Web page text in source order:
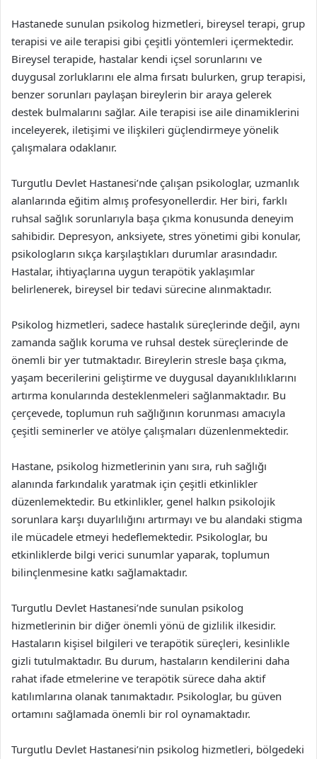
Hastanede sunulan psikolog hizmetleri, bireysel terapi, grup
terapisi ve aile terapisi gibi çeşitli yöntemleri içermektedir.
Bireysel terapide, hastalar kendi içsel sorunlarını ve
duygusal zorluklarını ele alma fırsatı bulurken, grup terapisi,
benzer sorunları paylaşan bireylerin bir araya gelerek
destek bulmalarını sağlar. Aile terapisi ise aile dinamiklerini
inceleyerek, iletişimi ve ilişkileri güçlendirmeye yönelik
çalışmalara odaklanır.
Turgutlu Devlet Hastanesi’nde çalışan psikologlar, uzmanlık
alanlarında eğitim almış profesyonellerdir. Her biri, farklı
ruhsal sağlık sorunlarıyla başa çıkma konusunda deneyim
sahibidir. Depresyon, anksiyete, stres yönetimi gibi konular,
psikologların sıkça karşılaştıkları durumlar arasındadır.
Hastalar, ihtiyaçlarına uygun terapötik yaklaşımlar
belirlenerek, bireysel bir tedavi sürecine alınmaktadır.
Psikolog hizmetleri, sadece hastalık süreçlerinde değil, aynı
zamanda sağlık koruma ve ruhsal destek süreçlerinde de
önemli bir yer tutmaktadır. Bireylerin stresle başa çıkma,
yaşam becerilerini geliştirme ve duygusal dayanıklılıklarını
artırma konularında desteklenmeleri sağlanmaktadır. Bu
çerçevede, toplumun ruh sağlığının korunması amacıyla
çeşitli seminerler ve atölye çalışmaları düzenlenmektedir.
Hastane, psikolog hizmetlerinin yanı sıra, ruh sağlığı
alanında farkındalık yaratmak için çeşitli etkinlikler
düzenlemektedir. Bu etkinlikler, genel halkın psikolojik
sorunlara karşı duyarlılığını artırmayı ve bu alandaki stigma
ile mücadele etmeyi hedeflemektedir. Psikologlar, bu
etkinliklerde bilgi verici sunumlar yaparak, toplumun
bilinçlenmesine katkı sağlamaktadır.
Turgutlu Devlet Hastanesi’nde sunulan psikolog
hizmetlerinin bir diğer önemli yönü de gizlilik ilkesidir.
Hastaların kişisel bilgileri ve terapötik süreçleri, kesinlikle
gizli tutulmaktadır. Bu durum, hastaların kendilerini daha
rahat ifade etmelerine ve terapötik sürece daha aktif
katılımlarına olanak tanımaktadır. Psikologlar, bu güven
ortamını sağlamada önemli bir rol oynamaktadır.
Turgutlu Devlet Hastanesi’nin psikolog hizmetleri, bölgedeki